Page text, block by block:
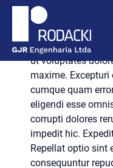
In est nihil id
suscipit. Quia
quia recusandae
ut voluptates
maxime.
cumque quam
eligendi esse
corrupti dolores
impedit hic.
Repellat optio sint
consequuntur